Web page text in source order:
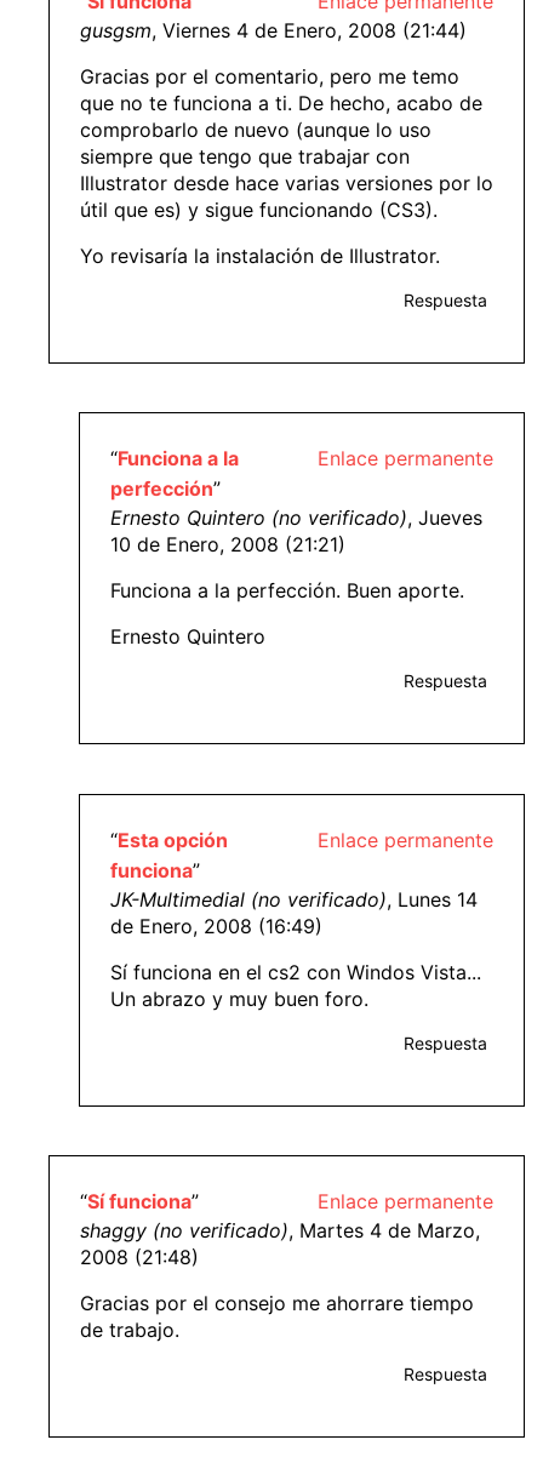
gusgsm, Viernes 4 de Enero, 2008 (21:44)
Gracias por el comentario, pero me temo
que no te funciona a ti. De hecho, acabo de
comprobarlo de nuevo (aunque lo uso
siempre que tengo que trabajar con
Illustrator desde hace varias versiones por lo
útil que es) y sigue funcionando (CS3).
Yo revisaría la instalación de Illustrator.
Respuesta
Enlace permanente
“Funciona a la
perfección”
Ernesto Quintero (no verificado), Jueves
10 de Enero, 2008 (21:21)
Funciona a la perfección. Buen aporte.
Ernesto Quintero
Respuesta
Enlace permanente
“Esta opción
funciona”
JK-Multimedial (no verificado), Lunes 14
de Enero, 2008 (16:49)
Sí funciona en el cs2 con Windos Vista...
Un abrazo y muy buen foro.
Respuesta
Enlace permanente
“Sí funciona”
shaggy (no verificado), Martes 4 de Marzo,
2008 (21:48)
Gracias por el consejo me ahorrare tiempo
de trabajo.
Respuesta